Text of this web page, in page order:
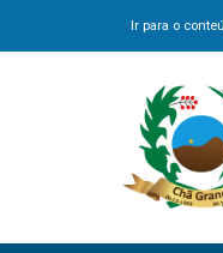
Ir para o